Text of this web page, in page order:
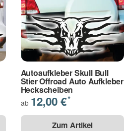
Autoaufkleber Skull Bull
Stier Offroad Auto Aufkleber
Heckscheiben
ab 12,00 €*
Zum Artikel